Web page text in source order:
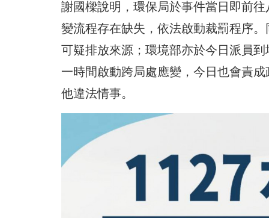
謝國樑說明，環保局於事件當日即前
變流程存在缺失，依法啟動裁罰程序
可疑排放來源；環境部亦於今日派員
一時間啟動跨局處應變，今日也會責
他違法情事。